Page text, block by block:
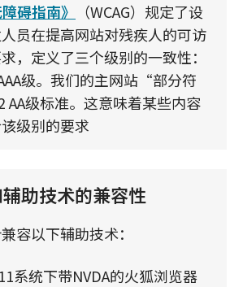
碍指南》
（WCAG）规定了设
员在提高网站对残疾人的可访
，定义了三个级别的一致性：
级。我们的主网站“部分符
AA级标准。这意味着某些内容
级别的要求
助技术的兼容性
容以下辅助技术：
系统下带NVDA的火狐浏览器